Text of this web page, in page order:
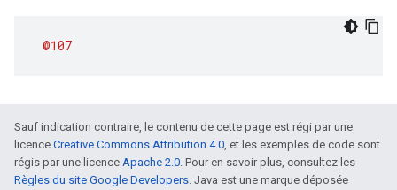
@107
Sauf indication contraire, le contenu de cette page est régi par une
licence Creative Commons Attribution 4.0, et les exemples de code sont
régis par une licence Apache 2.0. Pour en savoir plus, consultez les
Règles du site Google Developers. Java est une marque déposée